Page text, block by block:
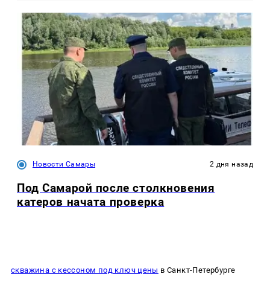
Новости Самары 2 дня назад
Под Самарой после столкновения
катеров начата проверка
скважина с кессоном под ключ цены в Санкт-Петербурге